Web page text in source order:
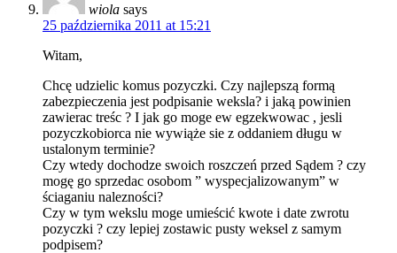
wiola says
25 października 2011 at 15:21
Witam,
Chcę udzielic komus pozyczki. Czy najlepszą formą
zabezpieczenia jest podpisanie weksla? i jaką powinien
zawierac treśc ? I jak go moge ew egzekwowac , jesli
pozyczkobiorca nie wywiąże sie z oddaniem długu w
ustalonym terminie?
Czy wtedy dochodze swoich roszczeń przed Sądem ? czy
mogę go sprzedac osobom ” wyspecjalizowanym” w
ściaganiu nalezności?
Czy w tym wekslu moge umieścić kwote i date zwrotu
pozyczki ? czy lepiej zostawic pusty weksel z samym
podpisem?